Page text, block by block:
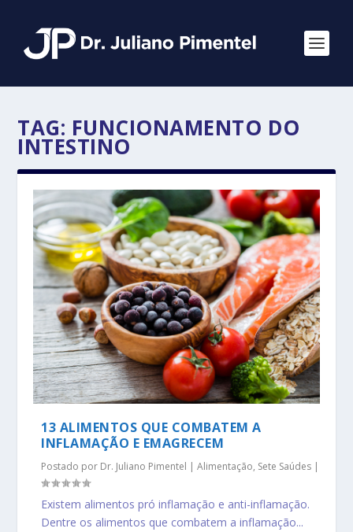
TAG: FUNCIONAMENTO DO
INTESTINO
13 ALIMENTOS QUE COMBATEM A
INFLAMAÇÃO E EMAGRECEM
Postado por Dr. Juliano Pimentel |Alimentação, Sete Saúdes |
Existem alimentos pró inflamação e anti-inflamação.
Dentre os alimentos que combatem a inflamação...